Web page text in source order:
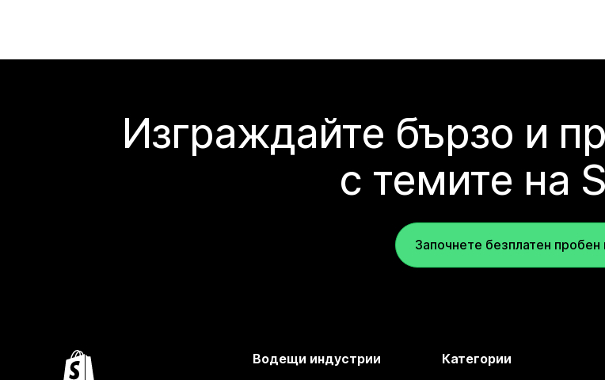
Изграждайте бързо и
с темите на
Започнете безплатен
Водещи индустрии Категории